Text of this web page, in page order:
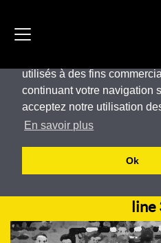
Ce site utilise des cookies
utilisés à des fins
continuant votre navigation
acceptez notre utilisation
En savoir plus
Ok
U10
Warning :
/home/
content/themes/
line